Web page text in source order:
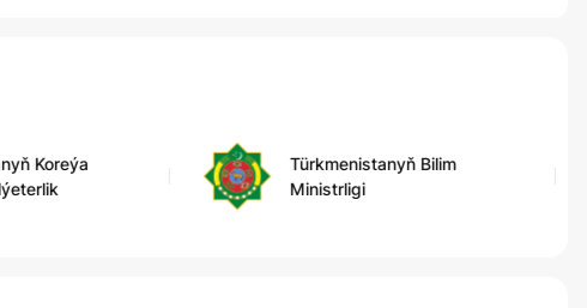
Koreýa
Türkmenistanyň Bilim
Ministrligi